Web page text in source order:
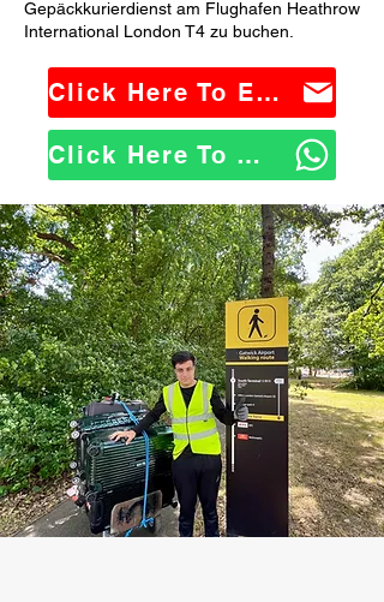
Gepäckkurierdienst am Flughafen Heathrow
International London T4 zu buchen.
Click Here To Email Us
Click Here To WhatsApp Us